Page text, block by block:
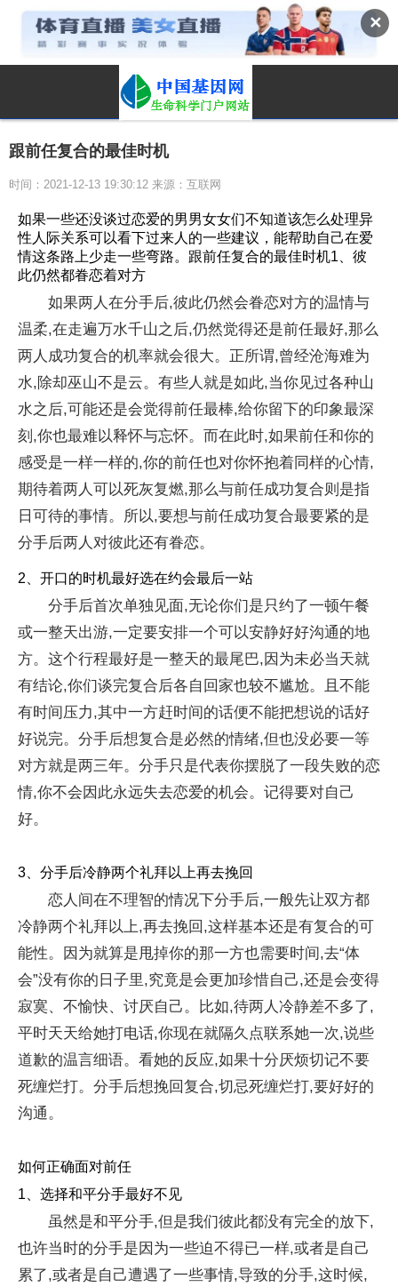
✕
跟前任复合的最佳时机
时间：2021-12-13 19:30:12 来源：互联网
如果一些还没谈过恋爱的男男女女们不知道该怎么处理异
性人际关系可以看下过来人的一些建议，能帮助自己在爱
情这条路上少走一些弯路。跟前任复合的最佳时机1、彼
此仍然都眷恋着对方
如果两人在分手后,彼此仍然会眷恋对方的温情与
温柔,在走遍万水千山之后,仍然觉得还是前任最好,那么
两人成功复合的机率就会很大。正所谓,曾经沧海难为
水,除却巫山不是云。有些人就是如此,当你见过各种山
水之后,可能还是会觉得前任最棒,给你留下的印象最深
刻,你也最难以释怀与忘怀。而在此时,如果前任和你的
感受是一样一样的,你的前任也对你怀抱着同样的心情,
期待着两人可以死灰复燃,那么与前任成功复合则是指
日可待的事情。所以,要想与前任成功复合最要紧的是
分手后两人对彼此还有眷恋。
2、开口的时机最好选在约会最后一站
分手后首次单独见面,无论你们是只约了一顿午餐
或一整天出游,一定要安排一个可以安静好好沟通的地
方。这个行程最好是一整天的最尾巴,因为未必当天就
有结论,你们谈完复合后各自回家也较不尴尬。且不能
有时间压力,其中一方赶时间的话便不能把想说的话好
好说完。分手后想复合是必然的情绪,但也没必要一等
对方就是两三年。分手只是代表你摆脱了一段失败的恋
情,你不会因此永远失去恋爱的机会。记得要对自己
好。
3、分手后冷静两个礼拜以上再去挽回
恋人间在不理智的情况下分手后,一般先让双方都
冷静两个礼拜以上,再去挽回,这样基本还是有复合的可
能性。因为就算是甩掉你的那一方也需要时间,去“体
会”没有你的日子里,究竟是会更加珍惜自己,还是会变得
寂寞、不愉快、讨厌自己。比如,待两人冷静差不多了,
平时天天给她打电话,你现在就隔久点联系她一次,说些
道歉的温言细语。看她的反应,如果十分厌烦切记不要
死缠烂打。分手后想挽回复合,切忌死缠烂打,要好好的
沟通。
如何正确面对前任
1、选择和平分手最好不见
虽然是和平分手,但是我们彼此都没有完全的放下,
也许当时的分手是因为一些迫不得已一样,或者是自己
累了,或者是自己遭遇了一些事情,导致的分手,这时候,